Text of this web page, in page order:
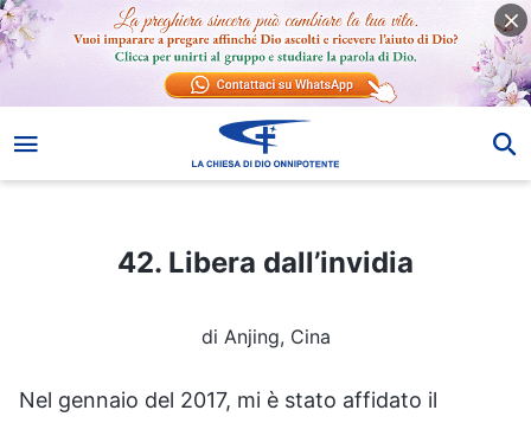
42. Libera dall’invidia
di Anjing, Cina
Nel gennaio del 2017, mi è stato affidato il